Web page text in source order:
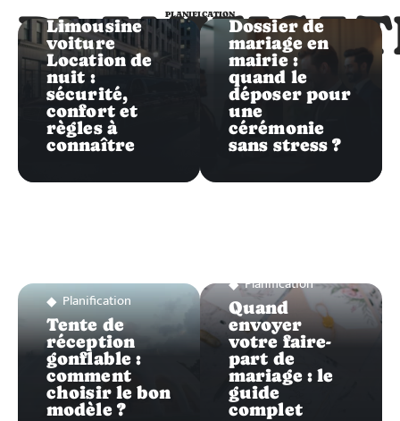
PLANIFICATION
Limousine
voiture
Location de
nuit :
sécurité,
confort et
règles à
connaître
Planification
Tente de
réception
gonflable :
comment
choisir le bon
modèle ?
Dossier de
mariage en
mairie :
quand le
déposer pour
une
cérémonie
sans stress ?
Planification
Quand
envoyer
votre faire-
part de
mariage : le
guide
complet